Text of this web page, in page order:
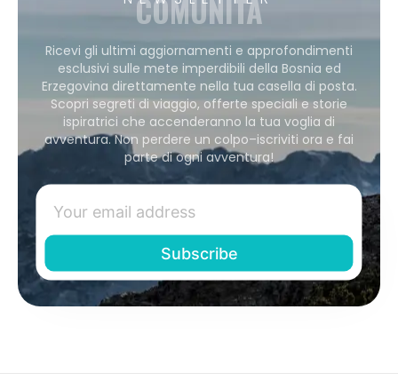
COMUNITÀ
Ricevi gli ultimi aggiornamenti e approfondimenti
esclusivi sulle mete imperdibili della Bosnia ed
Erzegovina direttamente nella tua casella di posta.
Scopri segreti di viaggio, offerte speciali e storie
ispiratrici che accenderanno la tua voglia di
avventura. Non perdere un colpo–iscriviti ora e fai
parte di ogni avventura!